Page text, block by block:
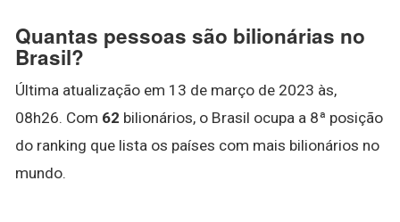
Quantas pessoas são bilionárias no
Brasil?
Última atualização em 13 de março de 2023 às,
08h26. Com 62 bilionários, o Brasil ocupa a 8ª posição
do ranking que lista os países com mais bilionários no
mundo.